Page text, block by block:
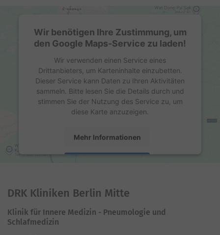
Wir benötigen Ihre Zustimmung, um
den Google Maps-Service zu laden!
Wir verwenden einen Service eines
Drittanbieters, um Karteninhalte einzubetten.
Dieser Service kann Daten zu Ihren Aktivitäten
sammeln. Bitte lesen Sie die Details durch und
stimmen Sie der Nutzung des Service zu, um
diese Karte anzuzeigen.
Mehr Informationen
Platform
DRK Kliniken Berlin Mitte
Klinik für Innere Medizin - Pneumologie und
Schlafmedizin